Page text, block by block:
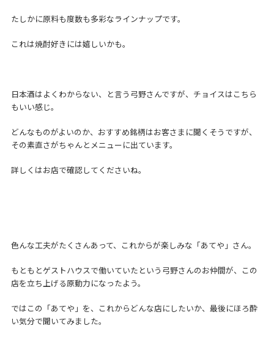
たしかに原料も度数も多彩なラインナップです。
これは焼酎好きには嬉しいかも。
日本酒はよくわからない、と言う弓野さんですが、チョイスはこちら
もいい感じ。
どんなものがよいのか、おすすめ銘柄はお客さまに聞くそうですが、
その素直さがちゃんとメニューに出ています。
詳しくはお店で確認してくださいね。
色んな工夫がたくさんあって、これからが楽しみな「あてや」さん。
もともとゲストハウスで働いていたという弓野さんのお仲間が、この
店を立ち上げる原動力になったよう。
ではこの「あてや」を、これからどんな店にしたいか、最後にほろ酔
い気分で聞いてみました。